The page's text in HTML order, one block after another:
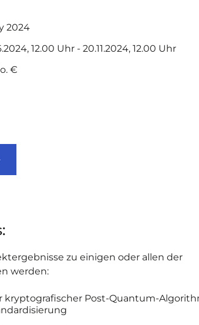
2024
12.00 Uhr - 20.11.2024, 12.00 Uhr
€
zu einigen oder allen der
werden:
kryptografischer Post-Quantum-